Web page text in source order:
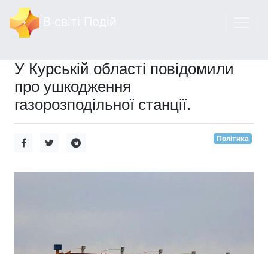
У Курській області повідомили
про ушкодження
газорозподільної станції.
Політика